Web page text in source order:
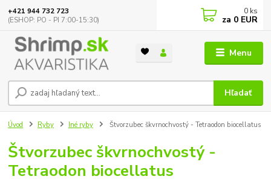
Menu
Hľadať
+421 944 732 723
(ESHOP: PO - PI 7:00-15:30)
0 ks
za 0 EUR
Úvod Ryby Iné ryby Štvorzubec škvrnochvostý - Tetraodon biocellatus
Štvorzubec škvrnochvostý -
Tetraodon biocellatus